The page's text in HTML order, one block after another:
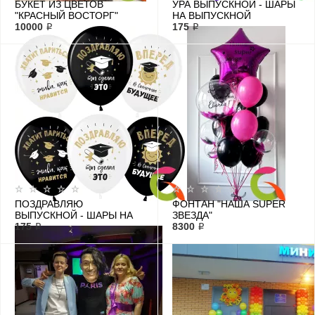
БУКЕТ ИЗ ЦВЕТОВ
"КРАСНЫЙ ВОСТОРГ"
10000 ₽
УРА ВЫПУСКНОЙ - ШАРЫ
НА ВЫПУСКНОЙ
175 ₽
ПОЗДРАВЛЯЮ
ВЫПУСКНОЙ - ШАРЫ НА
ПОСЛЕДНИЙ ЗВОНОК
175 ₽
ФОНТАН "НАША SUPER
ЗВЕЗДА"
8300 ₽